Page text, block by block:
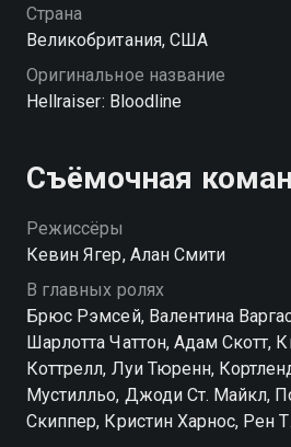
мастером игрушек Ле
столетий назад.
Страна
Великобритания, США
Оригинальное название
Hellraiser: Bloodline
Съёмочная
Режиссёры
Кевин Ягер, Алан Смити
В главных ролях
Брюс Рэмсей, Валентина
Шарлотта Чаттон, Адам Скотт,
Коттрелл, Луи Тюренн,
Мустилльо, Джоди Ст. Майкл,
Скиппер, Кристин Харнос, Рен